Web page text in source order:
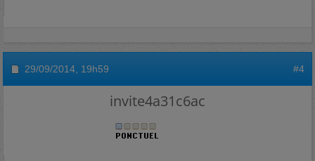
29/09/2014, 19h59 #4
invite4a31c6ac